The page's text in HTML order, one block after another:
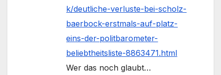
k/deutliche-verluste-bei-scholz-
baerbock-erstmals-auf-platz-
eins-der-politbarometer-
beliebtheitsliste-8863471.html
Wer das noch glaubt…